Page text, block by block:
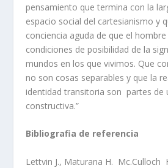
pensamiento que termina con la
espacio social del cartesianismo y
conciencia aguda de que el
condiciones de posibilidad de la
mundos en los que vivimos. Que
no son cosas separables y que la
identidad transitoria son partes de
constructiva.”
Bibliografia de referencia
Lettvin J., Maturana H. Mc.Culloch